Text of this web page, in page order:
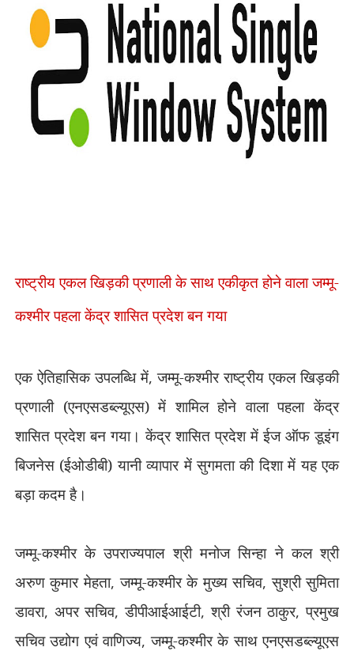
राष्ट्रीय एकल खिड़की प्रणाली के साथ एकीकृत होने वाला जम्मू-
कश्मीर पहला केंद्र शासित प्रदेश बन गया
एक ऐतिहासिक उपलब्धि में,जम्मू-कश्मीर राष्ट्रीय एकल खिड़की
प्रणाली (एनएसडब्ल्यूएस) में शामिल होने वाला पहला केंद्र
शासित प्रदेश बन गया। केंद्र शासित प्रदेश में ईज ऑफ डूइंग
बिजनेस (ईओडीबी) यानी व्यापार में सुगमता की दिशा में यह एक
बड़ा कदम है।
जम्मू-कश्मीर के उपराज्यपाल श्री मनोज सिन्हा ने कल श्री
अरुण कुमार मेहता,जम्मू-कश्मीर के मुख्य सचिव,सुश्री सुमिता
डावरा, अपर सचिव,डीपीआईआईटी,श्री रंजन ठाकुर,प्रमुख
सचिव उद्योग एवं वाणिज्य,जम्मू-कश्मीर के साथ एनएसडब्ल्यूएस